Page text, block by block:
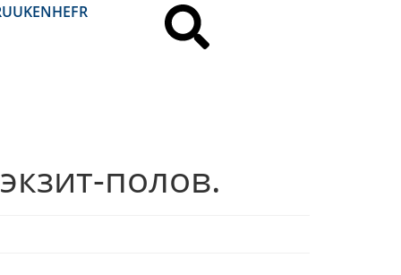
UKENHEFR
полов.